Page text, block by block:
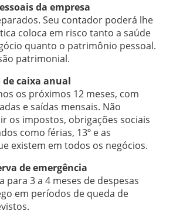
da empresa
Seu contador poderá lhe
coloca em risco tanto a saúde
quanto o patrimônio pessoal.
patrimonial.
caixa anual
os próximos 12 meses, com
e saídas mensais. Não
os impostos, obrigações sociais
como férias, 13º e as
existem em todos os negócios.
de emergência
para 3 a 4 meses de despesas
em períodos de queda de